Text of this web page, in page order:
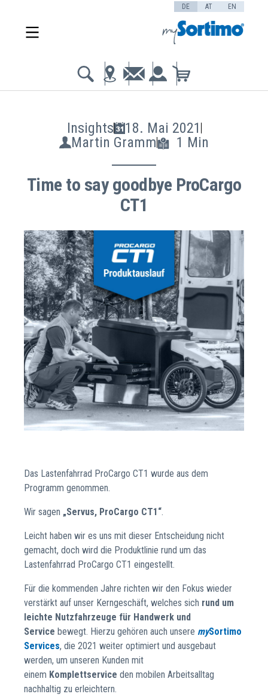
DE AT EN
Insights
18. Mai 2021
Martin Gramm
1 Min
Time to say goodbye ProCargo
CT1
Das Lastenfahrrad ProCargo CT1 wurde aus dem
Programm genommen.
Wir sagen „Servus, ProCargo CT1“.
Leicht haben wir es uns mit dieser Entscheidung nicht
gemacht, doch wird die Produktlinie rund um das
Lastenfahrrad ProCargo CT1 eingestellt.
Für die kommenden Jahre richten wir den Fokus wieder
verstärkt auf unser Kerngeschäft, welches sich rund um
leichte Nutzfahrzeuge für Handwerk und
Service bewegt. Hierzu gehören auch unsere mySortimo
Services, die 2021 weiter optimiert und ausgebaut
werden, um unseren Kunden mit
einem Komplettservice den mobilen Arbeitsalltag
nachhaltig zu erleichtern.